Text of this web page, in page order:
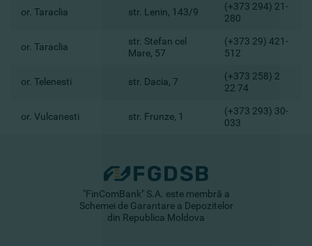
or. Taraclia str. Lenin, 143/9
(+373 294) 21-
280
or. Taraclia
str. Stefan cel
Mare, 57
(+373 29) 421-
512
or. Telenesti str. Dacia, 7
(+373 258) 2
22 74
or. Vulcanesti str. Frunze, 1
(+373 293) 30-
033
"FinComBank" S.A. este membră a
Schemei de Garantare a Depozitelor
din Republica Moldova